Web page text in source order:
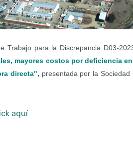
Trabajo para la Discrepancia D03-
mayores costos por deficiencia
directa", presentada por la
aquí